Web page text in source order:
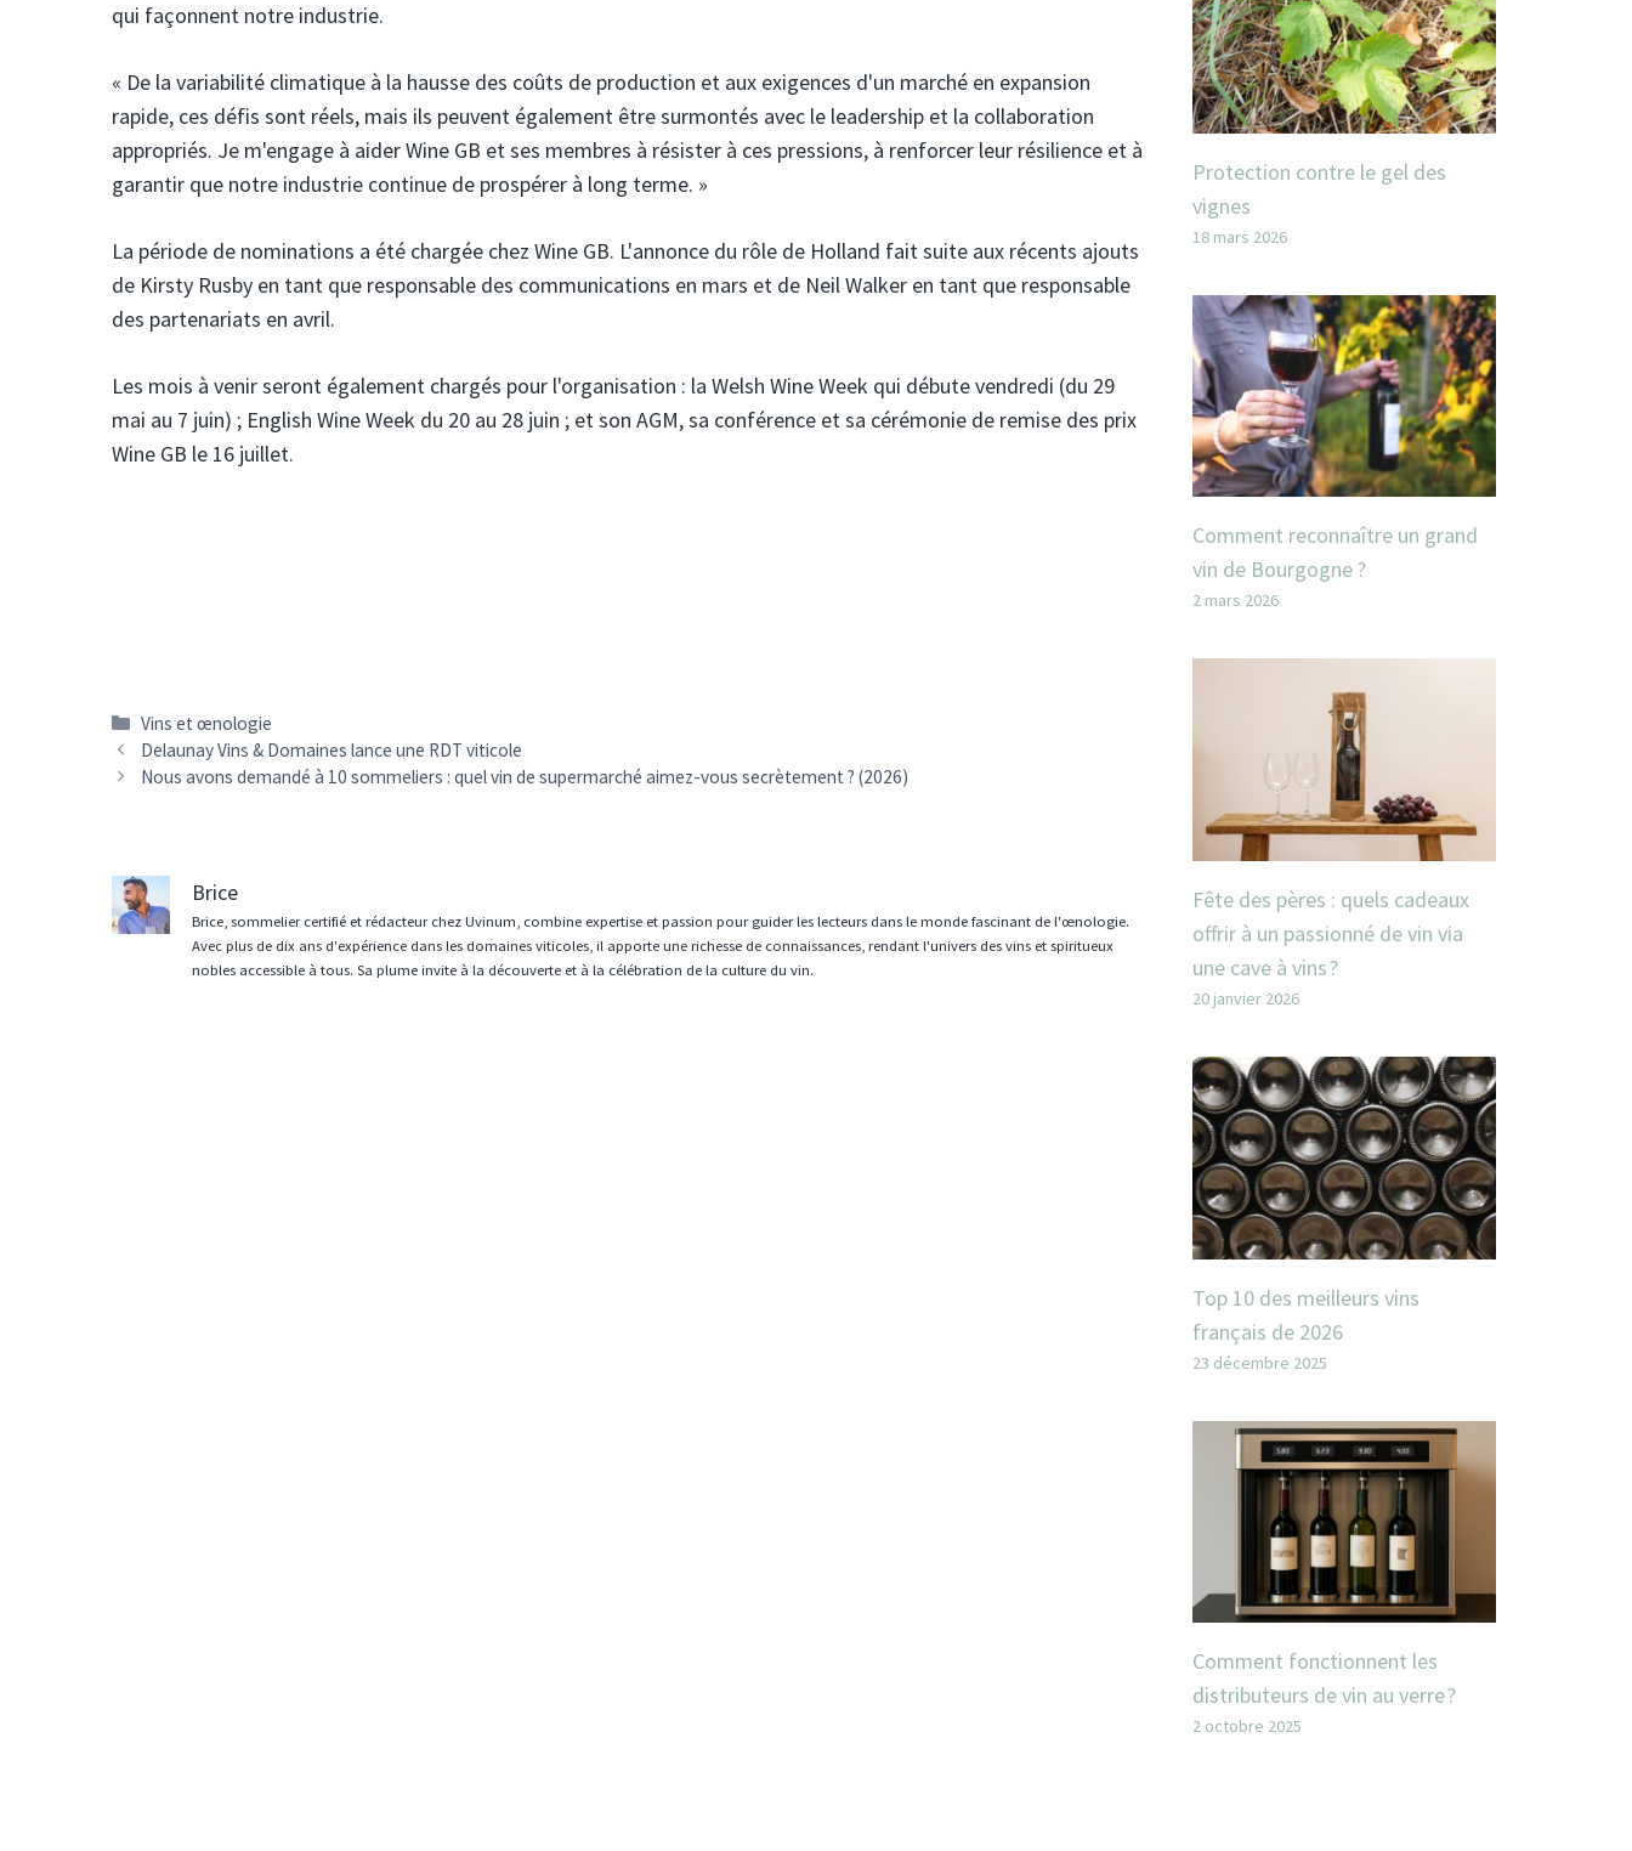
qui façonnent notre industrie.
« De la variabilité climatique à la hausse des coûts de production et aux exigences d'un marché en expansion
rapide, ces défis sont réels, mais ils peuvent également être surmontés avec le leadership et la collaboration
appropriés. Je m'engage à aider Wine GB et ses membres à résister à ces pressions, à renforcer leur résilience et à
garantir que notre industrie continue de prospérer à long terme. »
La période de nominations a été chargée chez Wine GB. L'annonce du rôle de Holland fait suite aux récents ajouts
de Kirsty Rusby en tant que responsable des communications en mars et de Neil Walker en tant que responsable
des partenariats en avril.
Les mois à venir seront également chargés pour l'organisation : la Welsh Wine Week qui débute vendredi (du 29
mai au 7 juin) ; English Wine Week du 20 au 28 juin ; et son AGM, sa conférence et sa cérémonie de remise des prix
Wine GB le 16 juillet.
Catégories
Vins et œnologie
Navigation
des
Delaunay Vins & Domaines lance une RDT viticole
Nous avons demandé à 10 sommeliers : quel vin de supermarché aimez-vous secrètement ? (2026)
Brice
Brice, sommelier certifié et rédacteur chez Uvinum, combine expertise et passion pour guider les lecteurs dans le monde fascinant de l'œnologie.
Avec plus de dix ans d'expérience dans les domaines viticoles, il apporte une richesse de connaissances, rendant l'univers des vins et spiritueux
nobles accessible à tous. Sa plume invite à la découverte et à la célébration de la culture du vin.
Protection contre le gel des
vignes
18 mars 2026
Comment reconnaître un grand
vin de Bourgogne ?
2 mars 2026
Fête des pères : quels cadeaux
offrir à un passionné de vin via
une cave à vins ?
20 janvier 2026
Top 10 des meilleurs vins
français de 2026
23 décembre 2025
Comment fonctionnent les
distributeurs de vin au verre ?
2 octobre 2025